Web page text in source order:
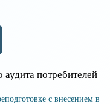
с внесением в